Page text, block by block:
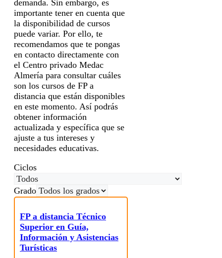
demanda. Sin embargo, es
importante tener en cuenta que
la disponibilidad de cursos
puede variar. Por ello, te
recomendamos que te pongas
en contacto directamente con
el Centro privado Medac
Almería para consultar cuáles
son los cursos de FP a
distancia que están disponibles
en este momento. Así podrás
obtener información
actualizada y específica que se
ajuste a tus intereses y
necesidades educativas.
Ciclos
Grado
FP a distancia Técnico
Superior en Guía,
Información y Asistencias
Turísticas